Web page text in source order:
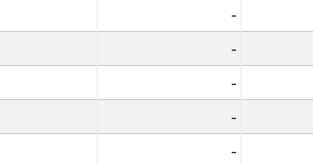
-
-
-
-
-